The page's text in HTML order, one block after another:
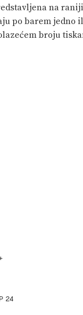
na
po barem jedno
broju
24